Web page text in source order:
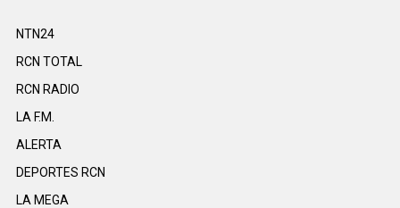
NTN24
RCN TOTAL
RCN RADIO
LA F.M.
ALERTA
DEPORTES RCN
LA MEGA